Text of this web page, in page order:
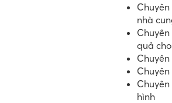
nhà
quả
hình